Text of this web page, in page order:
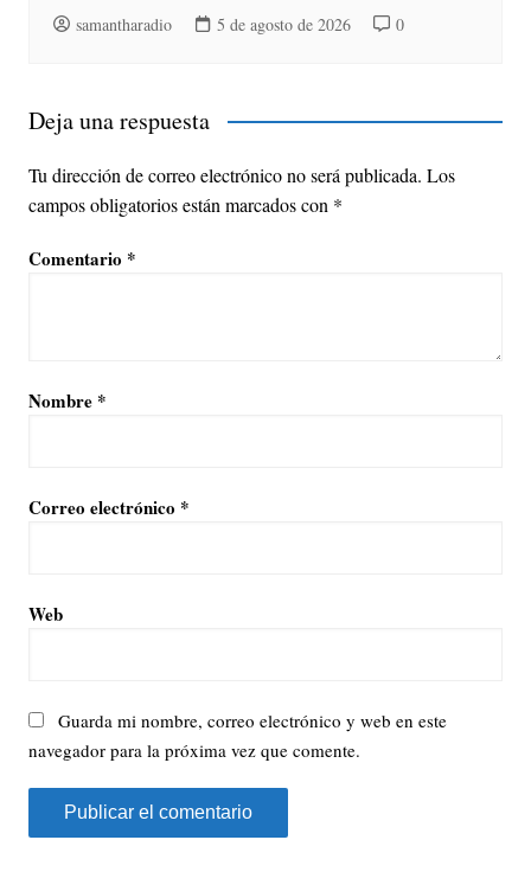
samantharadio 5 de agosto de 2026 0
Deja una respuesta
Tu dirección de correo electrónico no será publicada. Los
campos obligatorios están marcados con *
Comentario *
Nombre *
Correo electrónico *
Web
Guarda mi nombre, correo electrónico y web en este
navegador para la próxima vez que comente.